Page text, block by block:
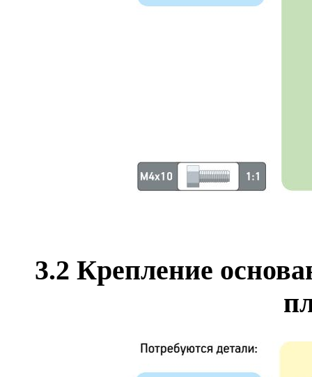
3.2 Крепление